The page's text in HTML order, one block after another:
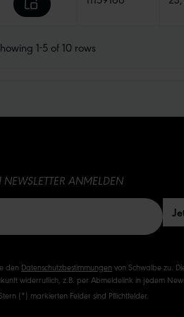
1-5of10 rows
NEWSLETTER ANMELDEN
den Datenschutzbestimmungen von Schwalbe zu.
widerruflich, z.B. per Abmeldelink in jedem
(*) markierten Felder sind Pflichtfelder.